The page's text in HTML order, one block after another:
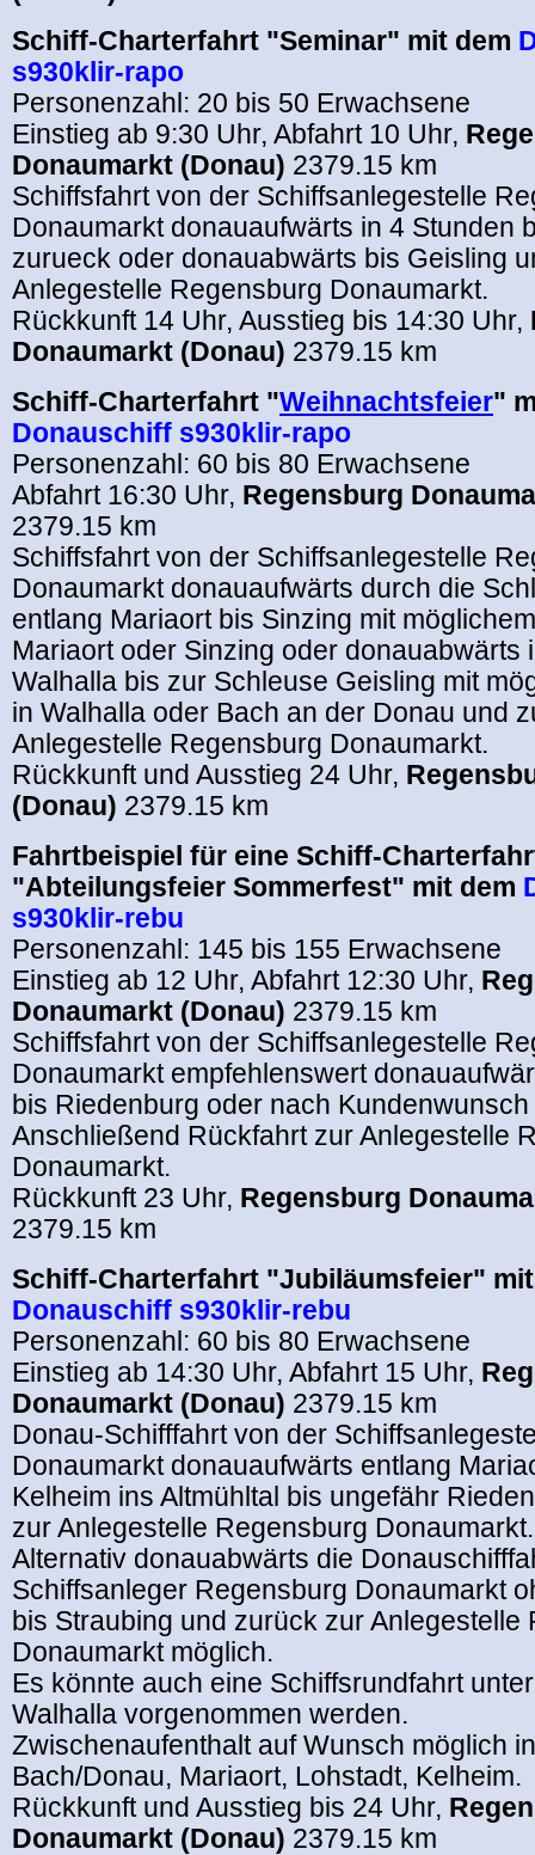
Schiff-Charterfahrt "Seminar" mit dem
s930klir-rapo
Personenzahl: 20 bis 50 Erwachsene
Einstieg ab 9:30 Uhr, Abfahrt 10 Uhr,
Donaumarkt (Donau) 2379.15 km
Schiffsfahrt von der Schiffsanlegestelle
Donaumarkt donauaufwärts in 4 Stunden
zurueck oder donauabwärts bis Geisling
Anlegestelle Regensburg Donaumarkt.
Rückkunft 14 Uhr, Ausstieg bis 14:30 Uhr,
Donaumarkt (Donau) 2379.15 km
Schiff-Charterfahrt "Weihnachtsfeier"
Donauschiff s930klir-rapo
Personenzahl: 60 bis 80 Erwachsene
Abfahrt 16:30 Uhr, Regensburg
2379.15 km
Schiffsfahrt von der Schiffsanlegestelle
Donaumarkt donauaufwärts durch die
entlang Mariaort bis Sinzing mit
Mariaort oder Sinzing oder donauabwärts
Walhalla bis zur Schleuse Geisling mit
in Walhalla oder Bach an der Donau und
Anlegestelle Regensburg Donaumarkt.
Rückkunft und Ausstieg 24 Uhr,
(Donau) 2379.15 km
Fahrtbeispiel für eine Schiff-
"Abteilungsfeier Sommerfest" mit dem
s930klir-rebu
Personenzahl: 145 bis 155 Erwachsene
Einstieg ab 12 Uhr, Abfahrt 12:30 Uhr,
Donaumarkt (Donau) 2379.15 km
Schiffsfahrt von der Schiffsanlegestelle
Donaumarkt empfehlenswert
bis Riedenburg oder nach
Anschließend Rückfahrt zur Anlegestelle
Donaumarkt.
Rückkunft 23 Uhr, Regensburg
2379.15 km
Schiff-Charterfahrt "Jubiläumsfeier"
Donauschiff s930klir-rebu
Personenzahl: 60 bis 80 Erwachsene
Einstieg ab 14:30 Uhr, Abfahrt 15 Uhr,
Donaumarkt (Donau) 2379.15 km
Donau-Schifffahrt von der
Donaumarkt donauaufwärts entlang
Kelheim ins Altmühltal bis ungefähr
zur Anlegestelle Regensburg Donaumarkt.
Alternativ donauabwärts die
Schiffsanleger Regensburg Donaumarkt
bis Straubing und zurück zur Anlegestelle
Donaumarkt möglich.
Es könnte auch eine Schiffsrundfahrt
Walhalla vorgenommen werden.
Zwischenaufenthalt auf Wunsch möglich
Bach/Donau, Mariaort, Lohstadt, Kelheim.
Rückkunft und Ausstieg bis 24 Uhr,
Donaumarkt (Donau) 2379.15 km